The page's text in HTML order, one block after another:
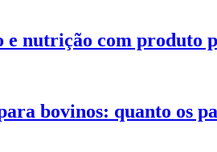
e nutrição com produto
bovinos: quanto os